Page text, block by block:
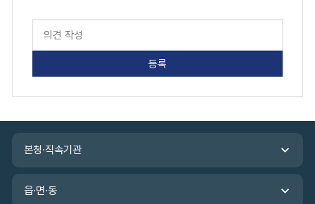
지
족
가
력
본청·직속기관
읍·면·동